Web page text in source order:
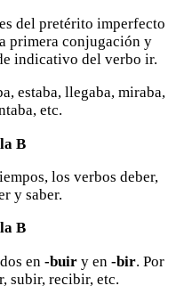
del pretérito imperfecto
primera conjugación y
indicativo del verbo ir.
estaba, llegaba, miraba,
etc.
B
los verbos deber,
y saber.
B
en -buir y en -bir. Por
subir, recibir, etc.